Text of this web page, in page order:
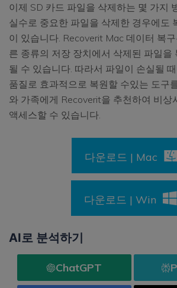
이제 SD 카드 파일을 삭제하는 몇 가지
실수로 중요한 파일을 삭제한 경우에도
이 있습니다. Recoverit Mac 데이터 복
른 종류의 저장 장치에서 삭제된 파일을
될 수 있습니다. 따라서 파일이 손실될
품질로 효과적으로 복원할 수있는 도구
와 가족에게 Recoverit을 추천하여 비상
액세스할 수 있습니다.
다운로드 | Mac
다운로드 | Win
AI로 분석하기
ChatGPT